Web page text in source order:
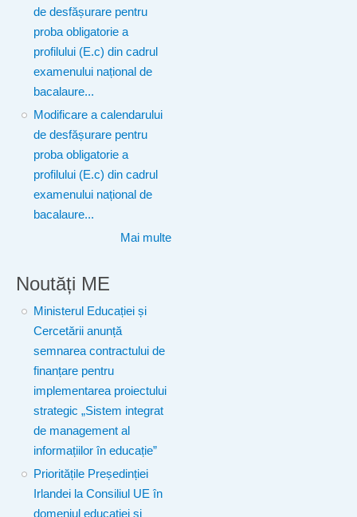
de desfășurare pentru
proba obligatorie a
profilului (E.c) din cadrul
examenului național de
bacalaure...
Modificare a calendarului
de desfășurare pentru
proba obligatorie a
profilului (E.c) din cadrul
examenului național de
bacalaure...
Mai multe
Noutăți ME
Ministerul Educației și
Cercetării anunță
semnarea contractului de
finanțare pentru
implementarea proiectului
strategic „Sistem integrat
de management al
informațiilor în educație”
Prioritățile Președinției
Irlandei la Consiliul UE în
domeniul educației și